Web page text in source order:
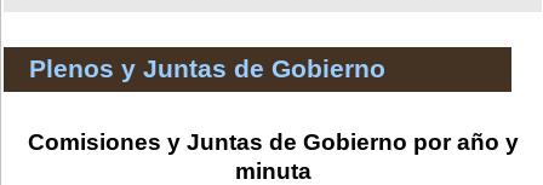
Plenos y Juntas de Gobierno
Comisiones y Juntas de Gobierno por año y
minuta